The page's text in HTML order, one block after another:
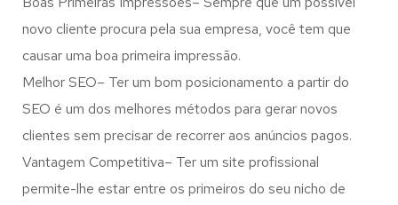
novo cliente procura pela sua empresa, você tem que
causar uma boa primeira impressão.
Melhor SEO– Ter um bom posicionamento a partir do
SEO é um dos melhores métodos para gerar novos
clientes sem precisar de recorrer aos anúncios pagos.
Vantagem Competitiva– Ter um site profissional
permite-lhe estar entre os primeiros do seu nicho de